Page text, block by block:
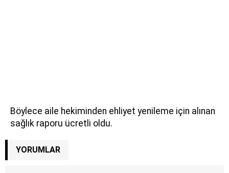
Böylece aile hekiminden ehliyet yenileme için alınan
sağlık raporu ücretli oldu.
YORUMLAR